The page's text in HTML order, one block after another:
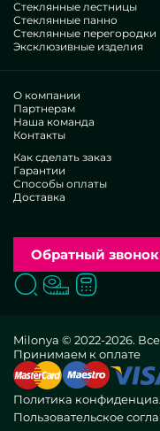
Стеклянные лестницы
Стеклянные панно
Стеклянные перегородки
Эксклюзивные изделия
О компании
Партнерам
Наша команда
Контакты
Как сделать заказ
Гарантии
Способы оплаты
Доставка
Обратный звонок
ПоискВызвать
Milonya © 2022-2026.
Принимаем к оплате
Политика
Пользовательское